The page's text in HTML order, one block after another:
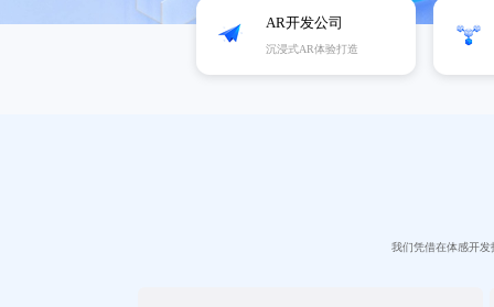
AR开发公司
沉浸式AR体验打造
我们凭借在体感开